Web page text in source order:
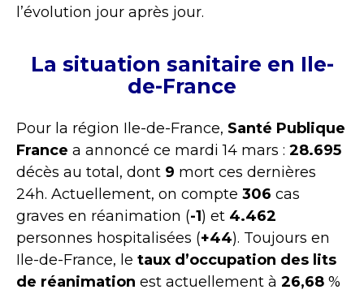
l’évolution jour après jour.
La situation sanitaire en Ile-
de-France
Pour la région Ile-de-France, Santé Publique
France a annoncé ce mardi 14 mars : 28.695
décès au total, dont 9 mort ces dernières
24h. Actuellement, on compte 306 cas
graves en réanimation (-1) et 4.462
personnes hospitalisées (+44). Toujours en
Ile-de-France, le taux d’occupation des lits
de réanimation est actuellement à 26,68 %